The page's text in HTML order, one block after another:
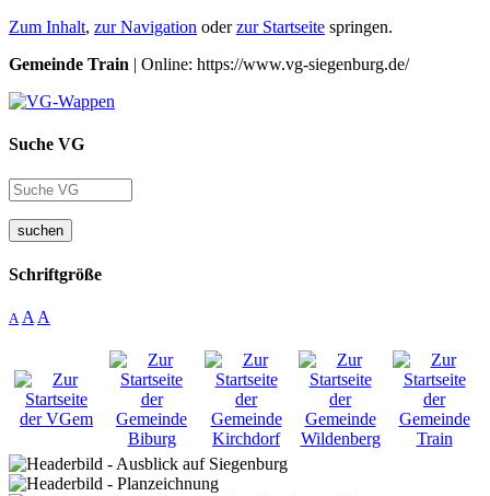
Zum Inhalt, zur Navigation oderzur Startseite springen.
Gemeinde Train | Online: https://www.vg-siegenburg.de/
Suche VG
suchen
Schriftgröße
A A A